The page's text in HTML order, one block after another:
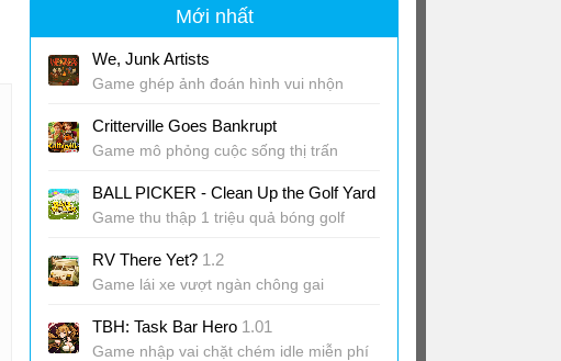
Mới nhất
We, Junk Artists
Game ghép ảnh đoán hình vui nhộn
Critterville Goes Bankrupt
Game mô phỏng cuộc sống thị trấn
BALL PICKER - Clean Up the Golf Yard
Game thu thập 1 triệu quả bóng golf
RV There Yet? 1.2
Game lái xe vượt ngàn chông gai
TBH: Task Bar Hero 1.01
Game nhập vai chặt chém idle miễn phí